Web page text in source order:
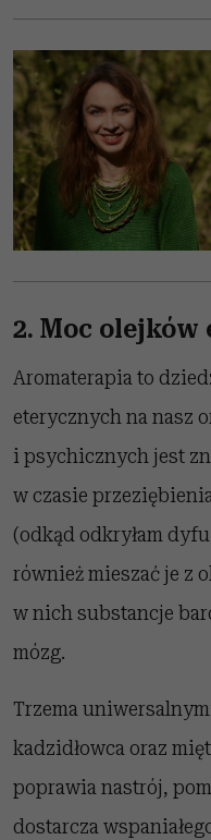
2. Moc olejków
Aromaterapia to
eterycznych na nasz
i psychicznych jest
w czasie
(odkąd odkryłam
również mieszać je z
w nich substancje
mózg.
Trzema
kadzidłowca oraz
poprawia nastrój,
dostarcza